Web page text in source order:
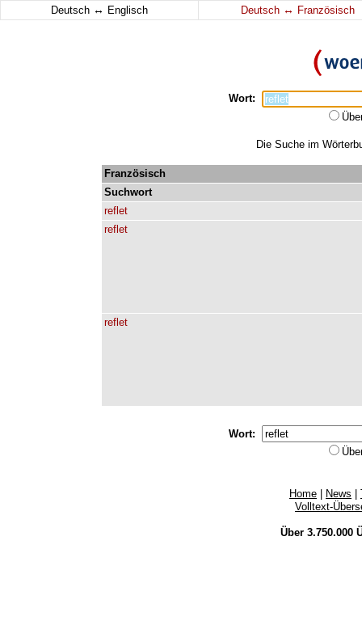
Deutsch ↔ Englisch Deutsch ↔ Französisch
Wort:
Die Suche im
Französisch
Suchwort
reflet
reflet
reflet
Wort:
Home News
Volltext-
Über 3.750.000